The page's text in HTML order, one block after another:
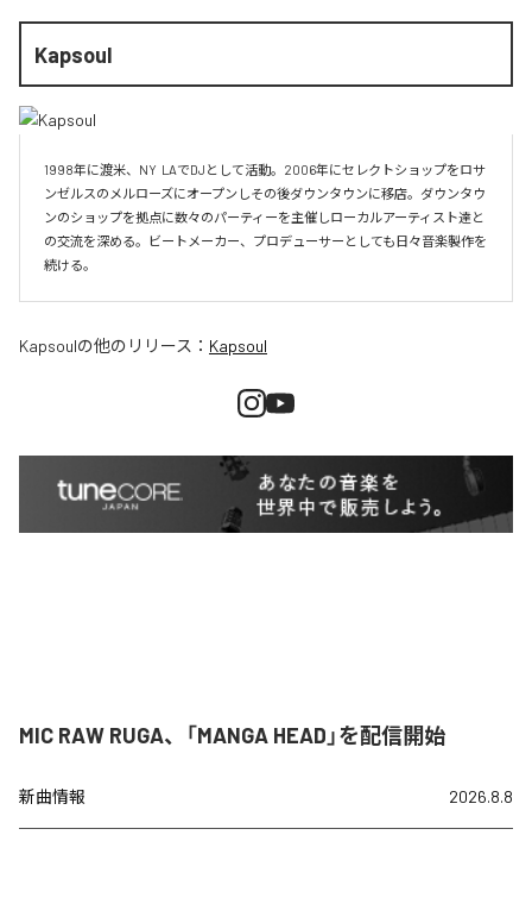
Kapsoul
1998年に渡米、NY  LAでDJとして活動。2006年にセレクトショップをロサ
ンゼルスのメルローズにオープンしその後ダウンタウンに移店。ダウンタウ
ンのショップを拠点に数々のパーティーを主催しローカルアーティスト達と
の交流を深める。ビートメーカー、プロデューサーとしても日々音楽製作を
続ける。
Kapsoulの他のリリース： Kapsoul
MIC RAW RUGA、「MANGA HEAD」を配信開始
新曲情報 2026.8.8